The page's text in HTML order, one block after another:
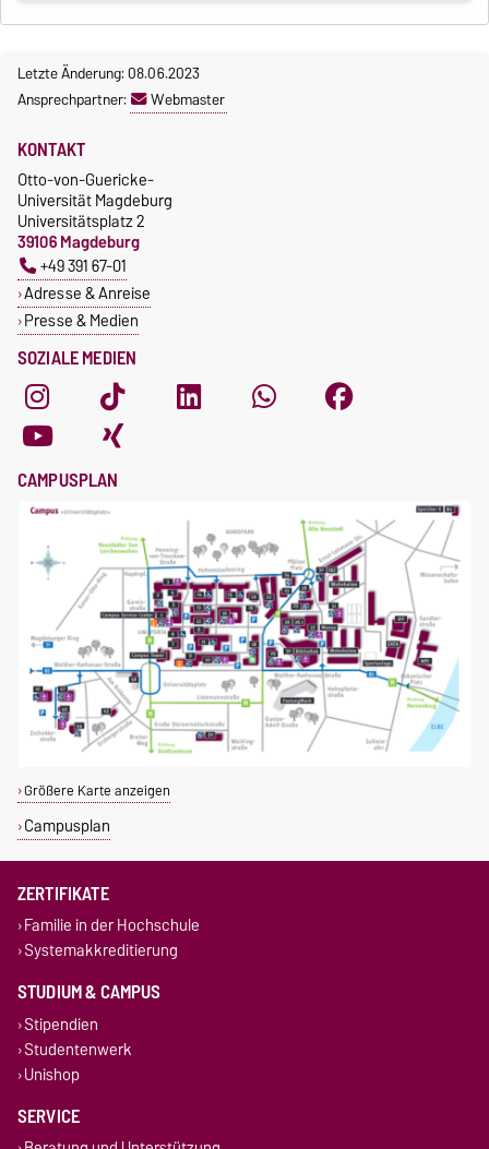
Letzte Änderung: 08.06.2023
Ansprechpartner:
Webmaster
SOZIALE MEDIEN
KONTAKT
Otto-von-Guericke-
Universität Magdeburg
Universitätsplatz 2
39106 Magdeburg
+49 391 67-01
Adresse & Anreise
Presse & Medien
CAMPUSPLAN
Größere Karte anzeigen
Campusplan
ZERTIFIKATE
Familie in der Hochschule
Systemakkreditierung
STUDIUM & CAMPUS
Stipendien
Studentenwerk
Unishop
SERVICE